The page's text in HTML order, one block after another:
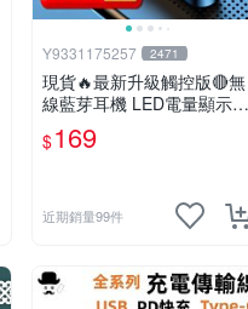
Y9331175257 2471
現貨🔥最新升級觸控版🔴無
線藍芽耳機 LED電量顯示
買一送五 超強續航🔋蘋果安
卓都可 防潑水運動耳機【H
$169
近期銷量99件